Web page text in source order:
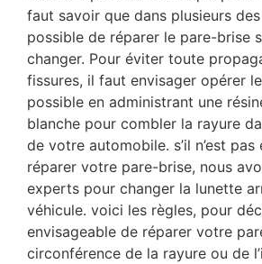
faut savoir que dans plusieurs
possible de réparer le pare-brise
changer. Pour éviter toute
fissures, il faut envisager opérer
possible en administrant une
blanche pour combler la rayure
de votre automobile. s’il n’est
réparer votre pare-brise, nous
experts pour changer la lunette
véhicule. voici les règles, pour
envisageable de réparer votre
circonférence de la rayure ou de